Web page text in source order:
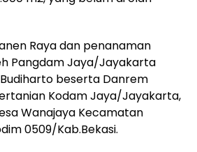
Raya dan penanaman
Pangdam Jaya/Jayakarta
beserta Danrem
Kodam Jaya/Jayakarta,
Wanajaya Kecamatan
0509/Kab.Bekasi.